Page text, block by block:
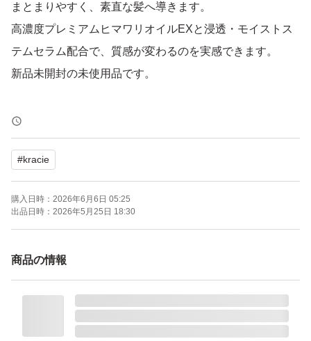
まとまりやすく、素直な髪へ導きます。
高濃度プレミアムヒマワリオイルEXと浸透・モイストス
テムセラム配合で、質感が変わるのを実感できます。
新品未開封の未使用品です。
【ブランド】Kracie (クラシエ)
【商品名】ディアボーテ HIMAWARI Bloom d'Or モイスチ
ャーイン シャンプー＆トリートメント
【内容量】シャンプー、トリートメント 各1個
【商品の状態】未使用
【カラー】イエロー系
#kracie
購入日時： 2026年6月6日 05:25
出品日時： 2026年5月25日 18:30
商品の情報